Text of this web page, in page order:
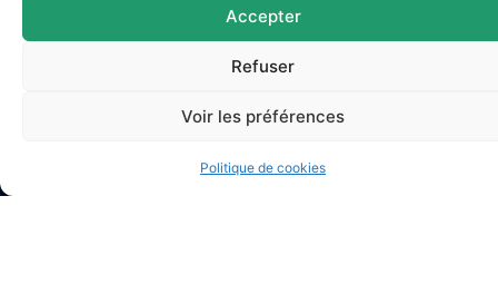
Accepter
Refuser
Voir les préférences
Politique de cookies
14370 Argences
02 31 27 90 60
Lundi: 9h – 12h / Fermé
Mercredi: 9h – 12h / 14h – 17h